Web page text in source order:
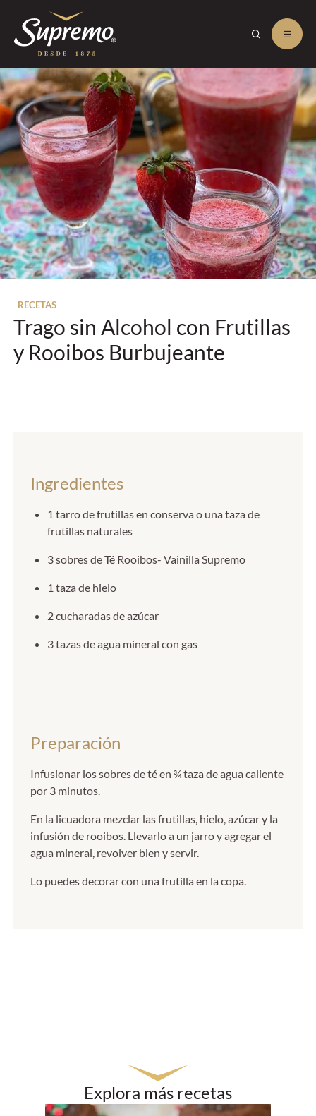
RECETAS
Trago sin Alcohol con Frutillas
y Rooibos Burbujeante
Ingredientes
1 tarro de frutillas en conserva o una taza de
frutillas naturales
3 sobres de Té Rooibos- Vainilla Supremo
1 taza de hielo
2 cucharadas de azúcar
3 tazas de agua mineral con gas
Preparación
Infusionar los sobres de té en ¾ taza de agua caliente
por 3 minutos.
En la licuadora mezclar las frutillas, hielo, azúcar y la
infusión de rooibos. Llevarlo a un jarro y agregar el
agua mineral, revolver bien y servir.
Lo puedes decorar con una frutilla en la copa.
Explora más recetas